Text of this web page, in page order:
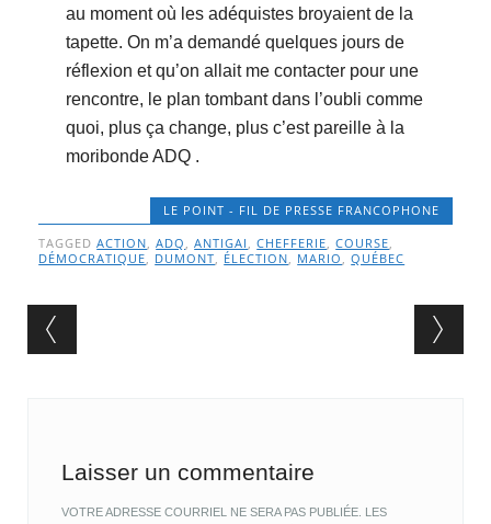
au moment où les adéquistes broyaient de la
tapette. On m’a demandé quelques jours de
réflexion et qu’on allait me contacter pour une
rencontre, le plan tombant dans l’oubli comme
quoi, plus ça change, plus c’est pareille à la
moribonde ADQ .
LE POINT - FIL DE PRESSE FRANCOPHONE
TAGGEDACTION,ADQ ,ANTIGAI ,CHEFFERIE,COURSE,
DÉMOCRATIQUE, DUMONT, ÉLECTION, MARIO ,QUÉBEC
Post navigation
Laisser un commentaire
VOTRE ADRESSE COURRIEL NE SERA PAS PUBLIÉE. LES